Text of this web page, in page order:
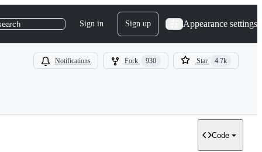
Sign in Sign up Appearance settings
Notifications Fork 930 Star 4.7k
Code